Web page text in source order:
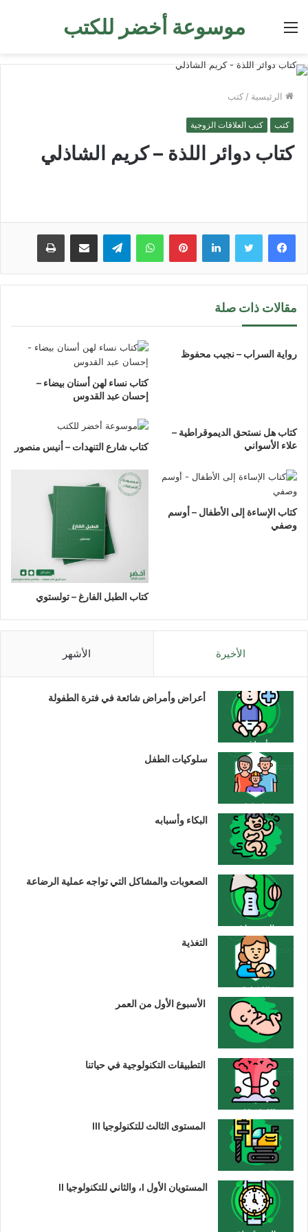
موسوعة أخضر للكتب القائمة
الرئيسية / كتب
كتب كتب العلاقات الزوجية
كتاب دوائر اللذة – كريم الشاذلي
لينكدإن بينتيريستواتساب تيلقرام مشاركة عبر البريد طباعة
مقالات ذات صلة
رواية السراب – نجيب محفوظ
كتاب نساء لهن أسنان بيضاء –
إحسان عبد القدوس
كتاب هل نستحق الديموقراطية –
علاء الأسواني
كتاب شارع التنهدات – أنيس منصور
كتاب الإساءة إلى الأطفال – أوسم
وصفي
كتاب الطبل الفارغ – تولستوي
الأخيرة الأشهر
أعراض وأمراض شائعة في فترة الطفولة
سلوكيات الطفل
البكاء وأسبابه
الصعوبات والمشاكل التي تواجه عملية الرضاعة
التغذية
الأسبوع الأول من العمر
التطبيقات التكنولوجية في حياتنا
المستوى الثالث للتكنولوجيا III
المستويان الأول I، والثاني للتكنولوجيا II